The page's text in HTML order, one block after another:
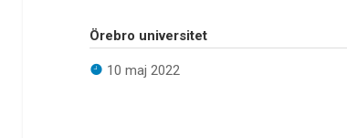
Örebro universitet
10 maj 2022